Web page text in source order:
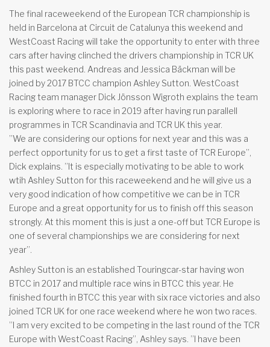
The final raceweekend of the European TCR championship is
held in Barcelona at Circuit de Catalunya this weekend and
WestCoast Racing will take the opportunity to enter with three
cars after having clinched the drivers championship in TCR UK
this past weekend. Andreas and Jessica Bäckman will be
joined by 2017 BTCC champion Ashley Sutton. WestCoast
Racing team manager Dick Jönsson Wigroth explains the team
is exploring where to race in 2019 after having run parallell
programmes in TCR Scandinavia and TCR UK this year.
”We are considering our options for next year and this was a
perfect opportunity for us to get a first taste of TCR Europe”,
Dick explains. ”It is especially motivating to be able to work
wtih Ashley Sutton for this raceweekend and he will give us a
very good indication of how competitive we can be in TCR
Europe and a great opportunity for us to finish off this season
strongly. At this moment this is just a one-off but TCR Europe is
one of several championships we are considering for next
year”.
Ashley Sutton is an established Touringcar-star having won
BTCC in 2017 and multiple race wins in BTCC this year. He
finished fourth in BTCC this year with six race victories and also
joined TCR UK for one race weekend where he won two races.
”I am very excited to be competing in the last round of the TCR
Europe with WestCoast Racing”, Ashley says. ”I have been